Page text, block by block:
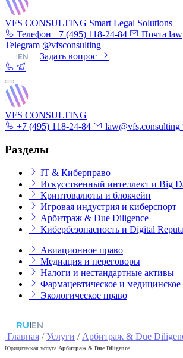
VFS CONSULTING Smart Legal Solutions
Телефон +7 (495) 118-24-84 Почта
Telegram @vfsconsulting
|EN Задать вопрос
VFS CONSULTING
+7 (495) 118-24-84
law@vfs.consulting
Разделы
IT & Киберправо
Искусственный интеллект и Big
Криптовалюты и блокчейн
Игровая индустрия и киберспорт
Арбитраж & Due Diligence
Кибербезопасность и Digital
Авиационное право
Медиация и переговоры
Налоги и нестандартные активы
Фармацевтическое и медицинское
Экологическое право
RU|EN
Главная /Услуги /Арбитраж & Due
Юридическая услуга Арбитраж & Due Diligence